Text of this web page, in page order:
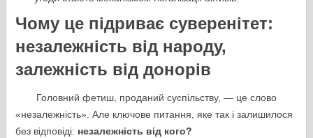
Чому це підриває суверенітет:
незалежність від народу,
залежність від донорів
Головний фетиш, проданий суспільству, — це слово
«незалежність». Але ключове питання, яке так і залишилося
без відповіді: незалежність від кого?